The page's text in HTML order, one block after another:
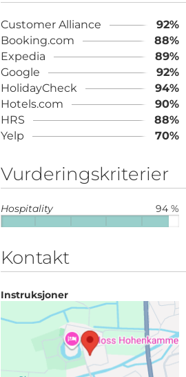
Customer Alliance
92%
Booking.com
88%
Expedia
89%
Google
92%
HolidayCheck
94%
Hotels.com
90%
HRS
88%
Yelp
70%
Vurderingskriterier
94 %
Hospitality
Kontakt
Instruksjoner